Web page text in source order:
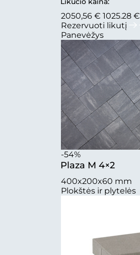
2050,56 € 1025.28 €
Rezervuoti likutį
Panevėžys
-54%
Plaza M 4×2
400x200x60 mm
Plokštės ir plytelės